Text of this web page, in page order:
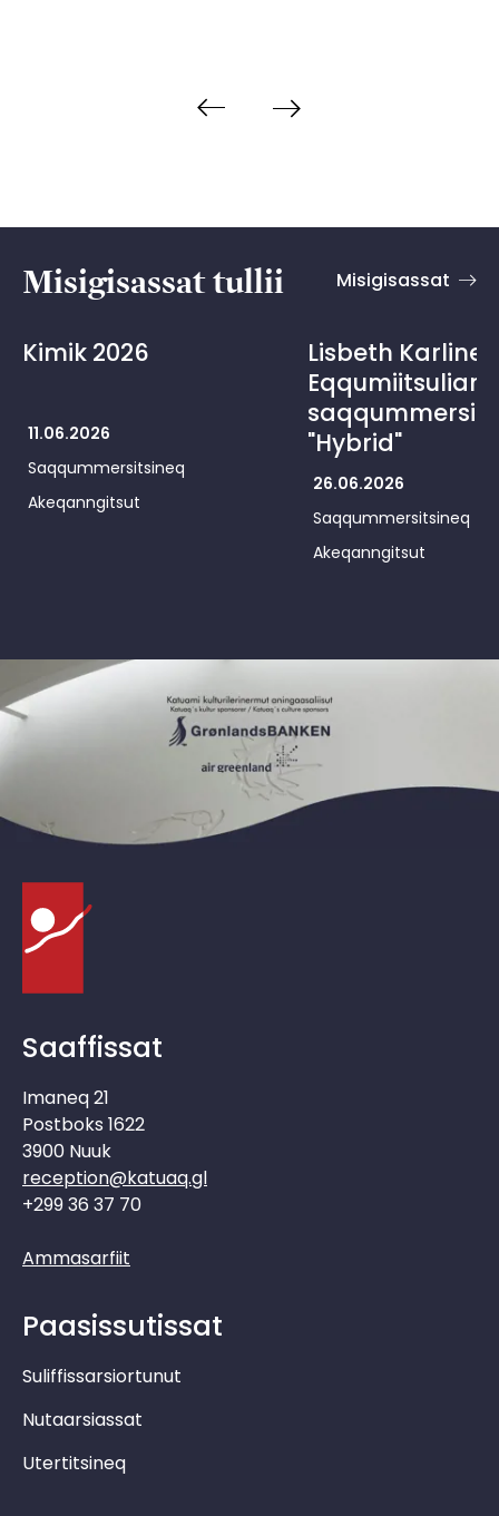
Misigisassat tullii Misigisassat
Kimik 2026
11.06.2026
Saqqummersitsineq
Akeqanngitsut
Lisbeth Karline
"Hybrid"
26.06.2026
Saqqummersitsineq
Akeqanngitsut
Saaffissat
Imaneq 21
Postboks 1622
3900 Nuuk
reception@katuaq.gl
+299 36 37 70
Ammasarfiit
Paasissutissat
Suliffissarsiortunut
Nutaarsiassat
Utertitsineq